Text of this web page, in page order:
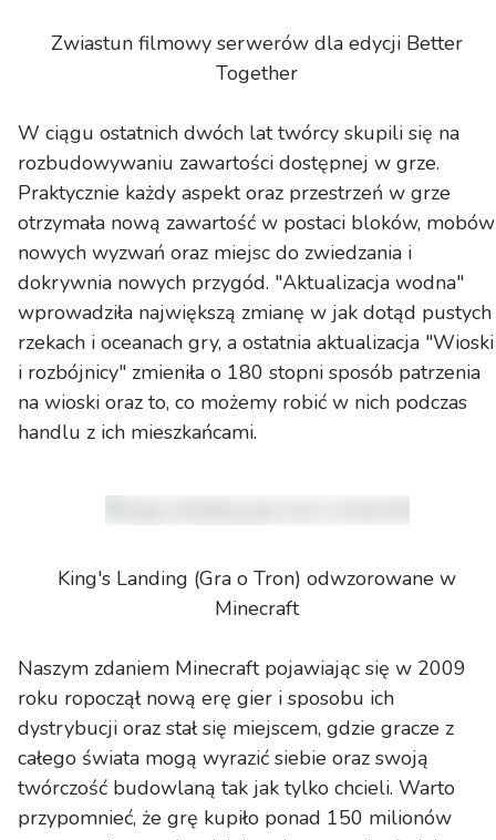
Zwiastun filmowy serwerów dla edycji Better
Together
W ciągu ostatnich dwóch lat twórcy skupili się na
rozbudowywaniu zawartości dostępnej w grze.
Praktycznie każdy aspekt oraz przestrzeń w grze
otrzymała nową zawartość w postaci bloków, mobów
nowych wyzwań oraz miejsc do zwiedzania i
dokrywnia nowych przygód. "Aktualizacja wodna"
wprowadziła największą zmianę w jak dotąd pustych
rzekach i oceanach gry, a ostatnia aktualizacja "Wioski
i rozbójnicy" zmieniła o 180 stopni sposób patrzenia
na wioski oraz to, co możemy robić w nich podczas
handlu z ich mieszkańcami.
King's Landing (Gra o Tron) odwzorowane w
Minecraft
Naszym zdaniem Minecraft pojawiając się w 2009
roku ropoczął nową erę gier i sposobu ich
dystrybucji oraz stał się miejscem, gdzie gracze z
całego świata mogą wyrazić siebie oraz swoją
twórczość budowlaną tak jak tylko chcieli. Warto
przypomnieć, że grę kupiło ponad 150 milionów